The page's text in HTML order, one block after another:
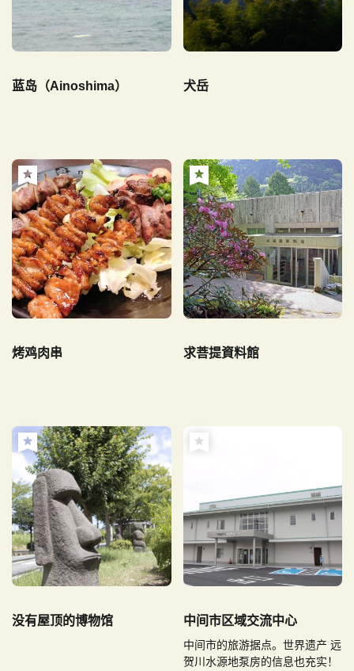
蓝岛（Ainoshima） 犬岳
烤鸡肉串 求菩提資料館
没有屋顶的博物馆 中间市区域交流中心
中间市的旅游据点。世界遗产 远
贺川水源地泵房的信息也充实！